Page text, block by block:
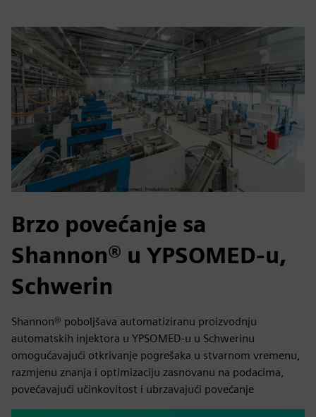
Brzo povećanje sa
Shannon® u YPSOMED-u,
Schwerin
Shannon® poboljšava automatiziranu proizvodnju
automatskih injektora u YPSOMED-u u Schwerinu
omogućavajući otkrivanje pogrešaka u stvarnom vremenu,
razmjenu znanja i optimizaciju zasnovanu na podacima,
povećavajući učinkovitost i ubrzavajući povećanje